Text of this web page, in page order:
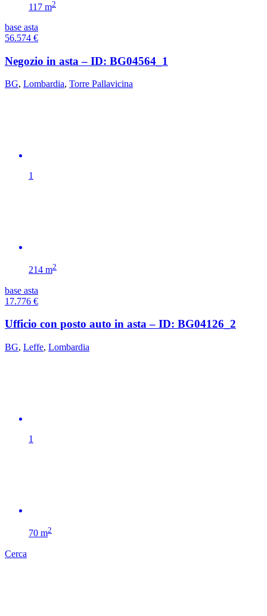
117 m2
base asta
56.574 €
Negozio in asta – ID: BG04564_1
BG, Lombardia, Torre Pallavicina
1
214 m2
base asta
17.776 €
Ufficio con posto auto in asta – ID: BG04126_2
BG, Leffe, Lombardia
1
70 m2
Cerca